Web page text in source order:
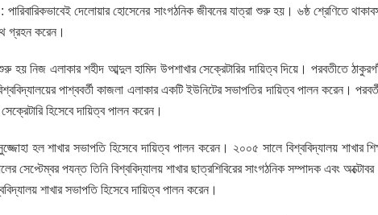
দেলোয়ার হোসেনের সাংগঠনিক জীবনের যাত্রা শুরু হয়। ৬ষ্ঠ শ্রেণিতে
গ্রহন করেন।
হয় নিজ এলাকার শহীদ আব্দুল হামিদ উপশাখার সেক্রেটারির দায়িত্ব দিয়ে। পরবতীতে
পাশ্ববর্তী কাজলা এলাকার একটি ইউনিটের সভাপতির দায়িত্ব পালন করেন।
হিসেবে দায়িত্ব পালন করেন।
হল শাখার সভাপতি হিসেবে দায়িত্ব পালন করেন। ২০০৫ সালে বিশ্ববিদ্যালয় শাখার
সেপ্টেম্বর পযন্ত তিনি বিশ্ববিদ্যালয় শাখার ছাত্রশিবিরের সাংগঠনিক সম্পাদক এবং
শাখার সভাপতি হিসেবে দায়িত্ব পালন করেন।